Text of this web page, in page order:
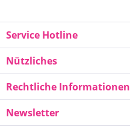
Service Hotline
Nützliches
Rechtliche Informationen
Newsletter